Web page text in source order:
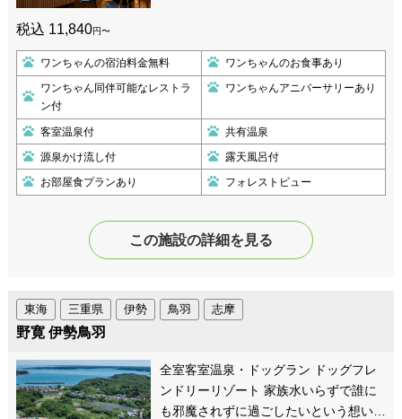
税込 11,840円〜
ワンちゃんの宿泊料金無料 ワンちゃんのお食事あり
ワンちゃん同伴可能なレストラ
ン付
ワンちゃんアニバーサリーあり
客室温泉付 共有温泉
源泉かけ流し付 露天風呂付
お部屋食プランあり フォレストビュー
この施設の詳細を見る
鳥羽 志摩
東海 三重県 伊勢
野寛 伊勢鳥羽
全室客室温泉・ドッグラン ドッグフレ
ンドリーリゾート 家族水いらずで誰に
も邪魔されずに過ごしたいという想い…